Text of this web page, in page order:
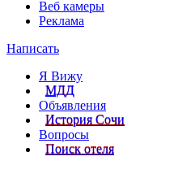
Веб камеры
Реклама
Написать
Я Вижу
МДД
Объявления
История Сочи
Вопросы
Поиск отеля